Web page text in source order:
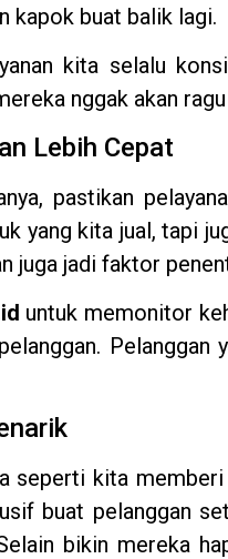
kapok buat balik lagi.
kita selalu
nggak akan
Lebih Cepat
pastikan
yang kita jual, tapi
juga jadi faktor
untuk memonitor
seperti kita
buat pelanggan
bikin mereka